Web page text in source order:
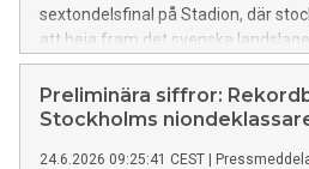
sextondelsfinal på Stadion, där
att heja fram det svenska
Preliminära siffror:
Stockholms
24.6.2026 09:25:41 CEST